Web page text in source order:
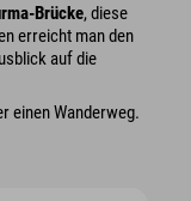
Brücke, diese
erreicht man den
auf die
einen Wanderweg.